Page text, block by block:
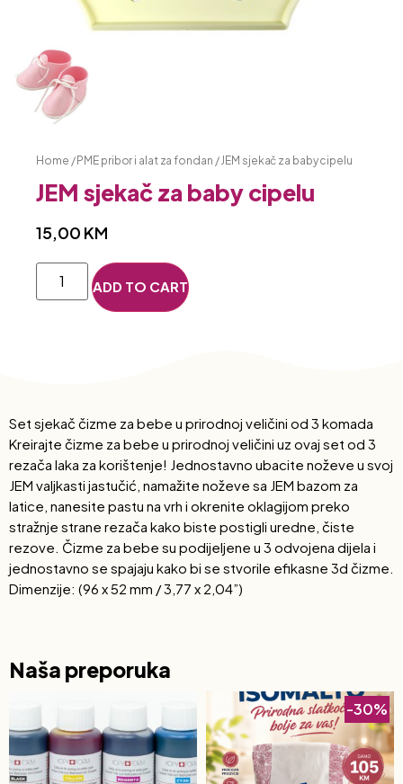
Home / PME pribor i alat za fondan / JEM sjekač za baby cipelu
JEM sjekač za baby cipelu
15,00 KM
ADD TO CART
Set sjekač čizme za bebe u prirodnoj veličini od 3 komada
Kreirajte čizme za bebe u prirodnoj veličini uz ovaj set od 3
rezača laka za korištenje! Jednostavno ubacite noževe u svoj
JEM valjkasti jastučić, namažite noževe sa JEM bazom za
latice, nanesite pastu na vrh i okrenite oklagijom preko
stražnje strane rezača kako biste postigli uredne, čiste
rezove. Čizme za bebe su podijeljene u 3 odvojena dijela i
jednostavno se spajaju kako bi se stvorile efikasne 3d čizme.
Dimenzije: (96 x 52 mm / 3,77 x 2,04”)
Naša preporuka
-30%